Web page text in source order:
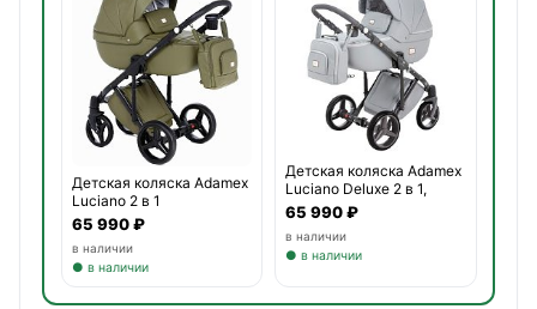
Детская коляска Adamex
Luciano 2 в 1
65 990 ₽
в наличии
● в наличии
Детская коляска Adamex
Luciano Deluxe 2 в 1,
65 990 ₽
в наличии
● в наличии